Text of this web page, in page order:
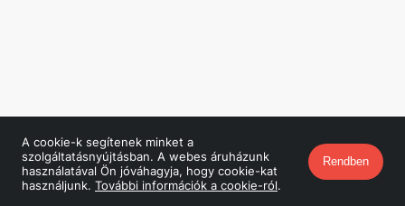
A cookie-k segítenek minket a
szolgáltatásnyújtásban. A webes áruházunk
használatával Ön jóváhagyja, hogy cookie-kat
használjunk. További információk a cookie-ról.
Rendben